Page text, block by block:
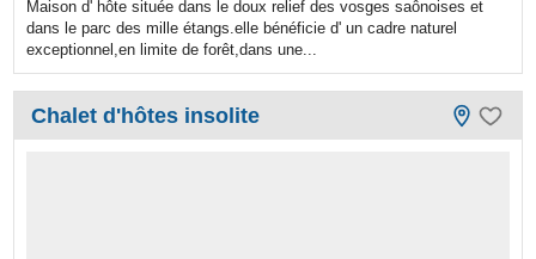
Maison d' hôte située dans le doux relief des vosges saônoises et
dans le parc des mille étangs.elle bénéficie d' un cadre naturel
exceptionnel,en limite de forêt,dans une...
Chalet d'hôtes insolite